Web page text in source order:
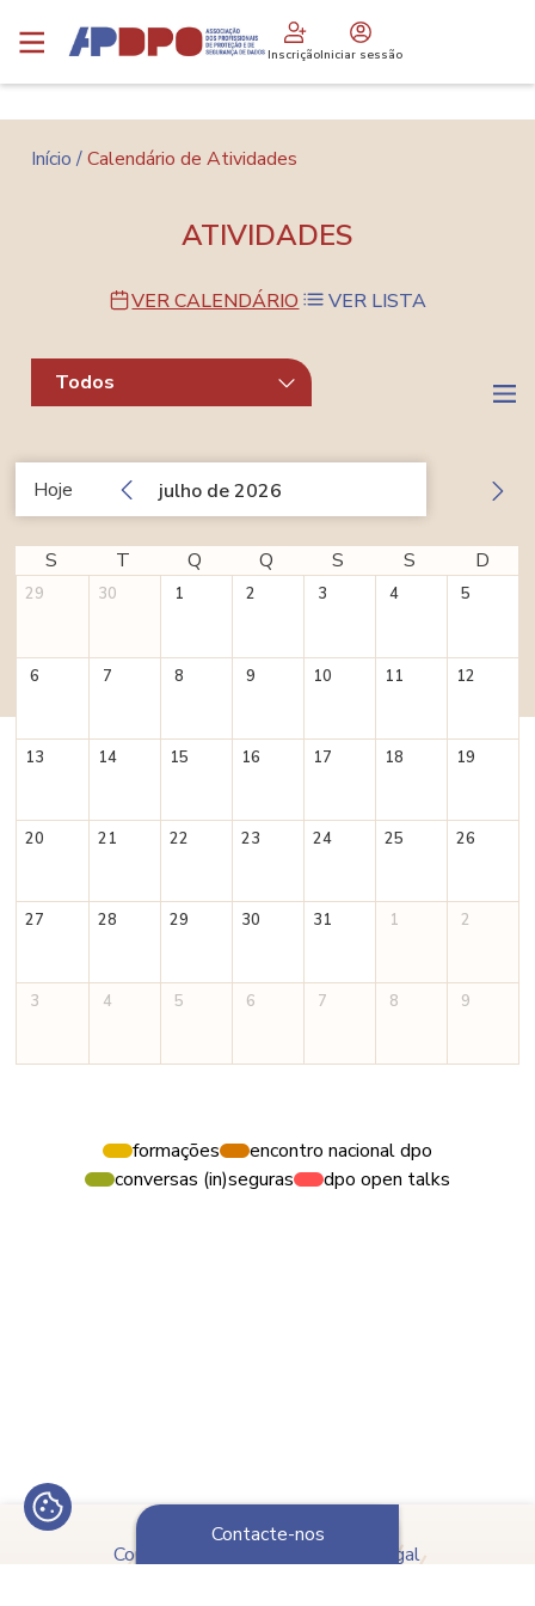
para
o
Logo
InscriçãoIniciar sessão
Navegação
Início Calendário de Atividades
ATIVIDADES
VER CALENDÁRIO VER LISTA
Todos
Hoje julho de 2026
S T Q Q S S D
29 30 1 2 3 4 5
6 7 8 9 10 11 12
13 14 15 16 17 18 19
20 21 22 23 24 25 26
27 28 29 30 31 1 2
3 4 5 6 7 8 9
formações
encontro nacional dpo
conversas (in)seguras
dpo open talks
Copyright © 2023 APDPO Portugal
Contacte-nos